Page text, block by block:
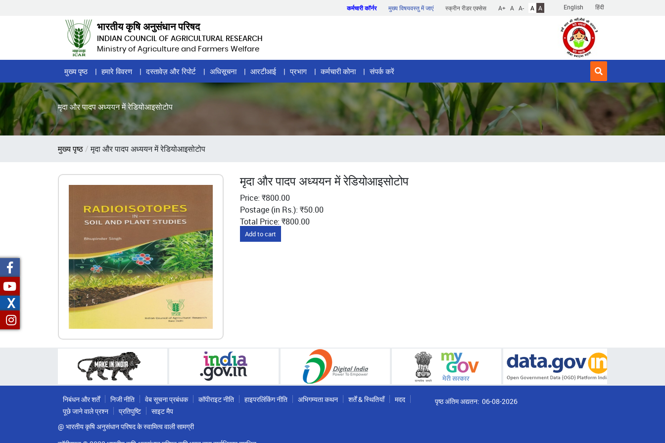
English हिंदी
कर्मचारी कॉर्नर मुख्य विषयवस्तु में जाएं स्क्रीन रीडर एक्सेस A+ A A- A A
भारतीय कृषि अनुसंधान परिषद
INDIAN COUNCIL OF AGRICULTURAL RESEARCH
Ministry of Agriculture and Farmers Welfare
Home
Page
Menu
मुख्य पृष्ठ हमारे विवरण दस्तावेज़ और रिपोर्ट अधिसूचना आरटीआई प्रभाग कर्मचारी कोना संपर्क करें
मृदा और पादप अध्ययन में रेडियोआइसोटोप
पग
मुख्य पृष्ठ मृदा और पादप अध्ययन में रेडियोआइसोटोप
मृदा और पादप अध्ययन में रेडियोआइसोटोप
Price: ₹800.00
Postage (in Rs.): ₹50.00
Total Price: ₹800.00
Add to cart
निबंधन और शर्तें निजी नीति वेब सूचना प्रबंधक कॉपीराइट नीति हाइपरलिंकिंग नीति अभिगम्यता कथन शर्तें & स्थितियाँ
मदद
पूछे जाने वाले प्रश्न
प्रतिपुष्टि
साइट मैप
@ भारतीय कृषि अनुसंधान परिषद के स्वामित्व वाली सामग्री
पृष्ठ अंतिम अद्यतन: 06-08-2026
X